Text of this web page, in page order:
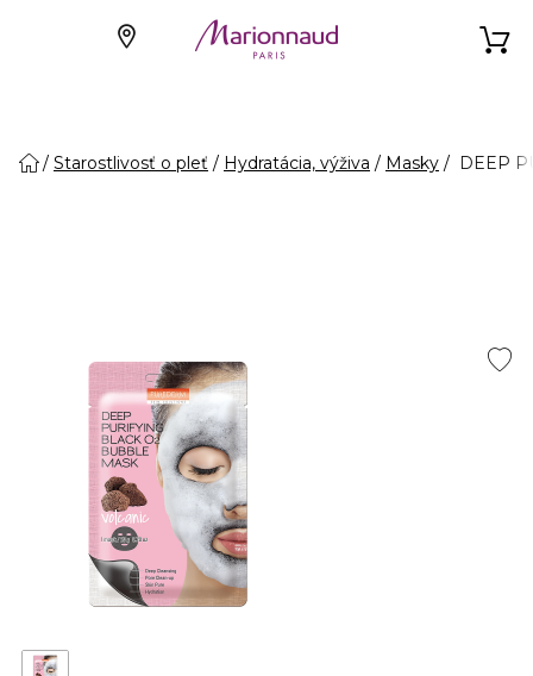
Starostlivosť o pleť Hydratácia, výživa Masky DEEP